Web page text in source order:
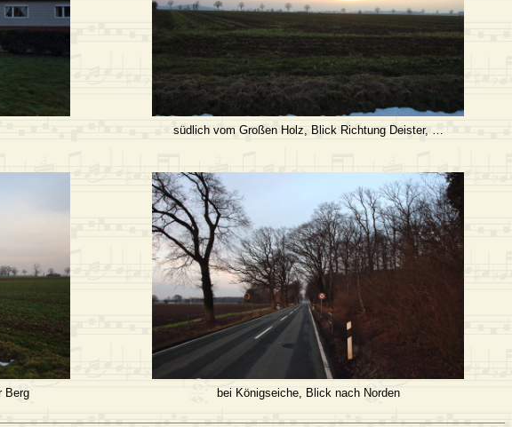
südlich vom Großen Holz, Blick Richtung Deister, …
Berg bei Königseiche, Blick nach Norden